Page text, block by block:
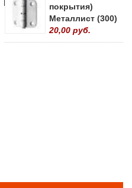
покрытия)
Металлист (300)
20,00 руб.